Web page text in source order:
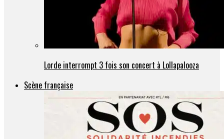
Lorde interrompt 3 fois son concert à Lollapalooza
Scène française